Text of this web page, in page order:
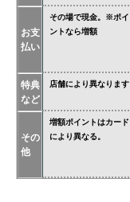
お支
払い
その場で現金。※ポイ
ントなら増額
特典
など
店舗により異なります
その
他
増額ポイントはカード
により異なる。